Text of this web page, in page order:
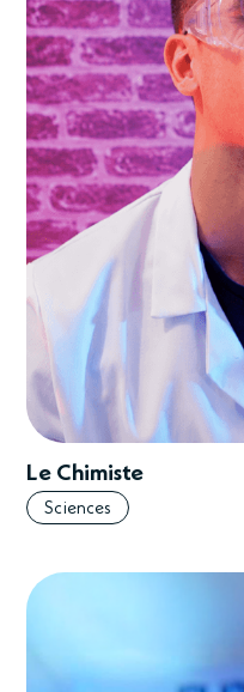
Le Chimiste
Sciences